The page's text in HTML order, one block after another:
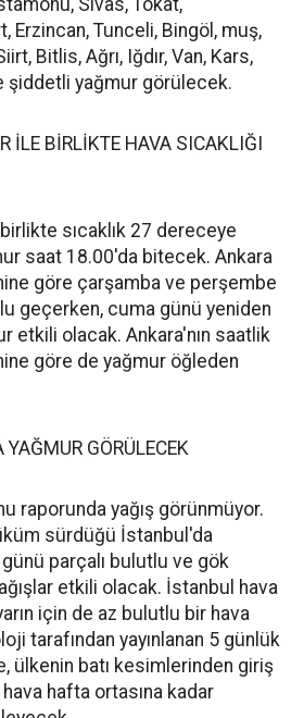
Sivas, Tokat,
Erzincan, Tunceli, Bingöl, muş,
Bitlis, Ağrı, Iğdır, Van, Kars,
şiddetli yağmur görülecek.
İLE BİRLİKTE HAVA SICAKLIĞI
sıcaklık 27 dereceye
saat 18.00'da bitecek. Ankara
göre çarşamba ve perşembe
geçerken, cuma günü yeniden
etkili olacak. Ankara'nın saatlik
göre de yağmur öğleden
GÖRÜLECEK
raporunda yağış görünmüyor.
sürdüğü İstanbul'da
parçalı bulutlu ve gök
etkili olacak. İstanbul hava
için de az bulutlu bir hava
tarafından yayınlanan 5 günlük
ülkenin batı kesimlerinden giriş
hava hafta ortasına kadar